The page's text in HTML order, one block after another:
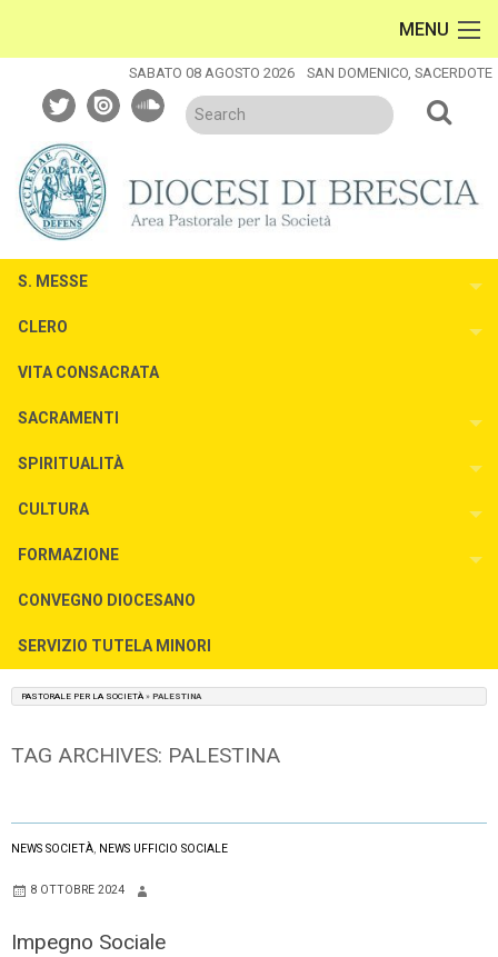
MENU
SABATO 08 AGOSTO 2026 SAN DOMENICO, SACERDOTE
twitterissuusoundcloud
S. MESSE
CLERO
VITA CONSACRATA
SACRAMENTI
SPIRITUALITÀ
CULTURA
FORMAZIONE
CONVEGNO DIOCESANO
SERVIZIO TUTELA MINORI
PASTORALE PER LA SOCIETÀ » PALESTINA
TAG ARCHIVES: PALESTINA
NEWS SOCIETÀ, NEWS UFFICIO SOCIALE
8 OTTOBRE 2024
Impegno Sociale